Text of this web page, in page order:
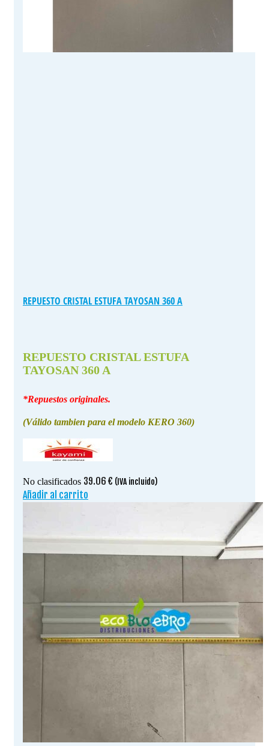
REPUESTO CRISTAL ESTUFA TAYOSAN 360 A
REPUESTO CRISTAL ESTUFA
TAYOSAN 360 A
*Repuestos originales.
(Válido tambien para el modelo KERO 360)
No clasificados 39.06 € (IVA incluido)
Añadir al carrito